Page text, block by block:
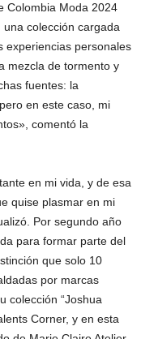
Colombia Moda 2024
colección cargada
experiencias personales
mezcla de tormento y
fuentes: la
en este caso, mi
comentó la
en mi vida, y de esa
quise plasmar en mi
Por segundo año
para formar parte del
que solo 10
por marcas
colección “Joshua
Corner, y en esta